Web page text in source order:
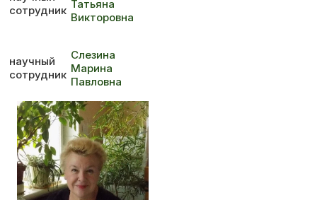
сотрудник Татьяна
Викторовна
научный
сотрудник
Слезина
Марина
Павловна